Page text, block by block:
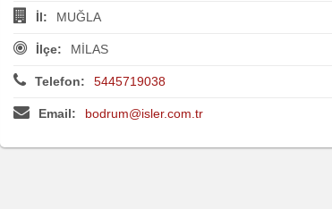
İl: MUĞLA
İlçe: MİLAS
Telefon: 5445719038
Email: bodrum@isler.com.tr